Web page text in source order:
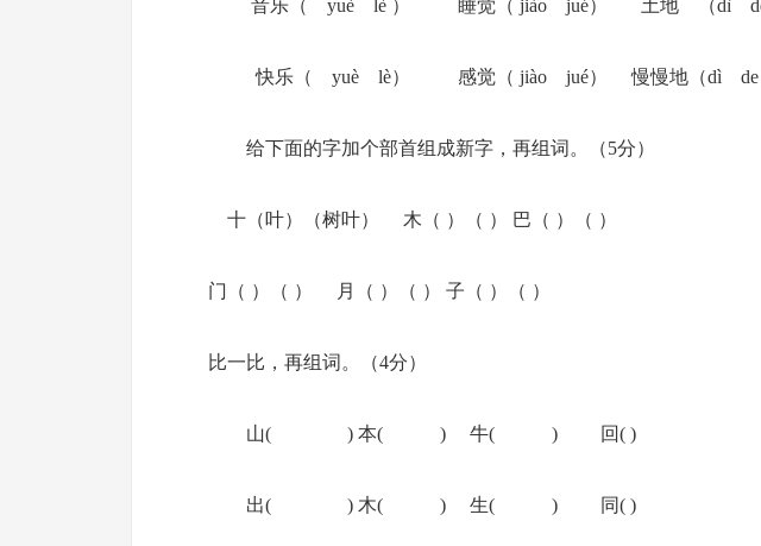
音乐（ yuè lè ） 睡觉（ jiào jué） 土地 （dì de
快乐（ yuè lè） 感觉（ jiào jué） 慢慢地（dì de
给下面的字加个部首组成新字，再组词。（5分）
十（叶）（树叶） 木（ ）（ ） 巴（ ）（ ）
门（ ）（ ） 月（ ）（ ） 子（ ）（ ）
比一比，再组词。（4分）
山( ) 本( ) 牛( ) 回( )
出( ) 木( ) 生( ) 同( )